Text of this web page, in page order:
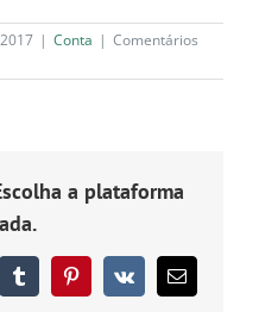
| Conta | Comentários
a plataforma
TumblrPinterest
Vk
Email